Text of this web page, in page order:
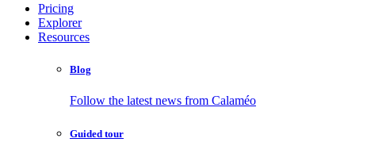
Pricing
Explorer
Resources
Blog
Follow the latest news from Calaméo
Guided tour